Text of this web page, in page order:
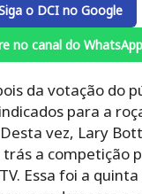
o DCI no Google
no canal do WhatsApp
da votação do
para a
vez, Lary
a competição
Essa foi a